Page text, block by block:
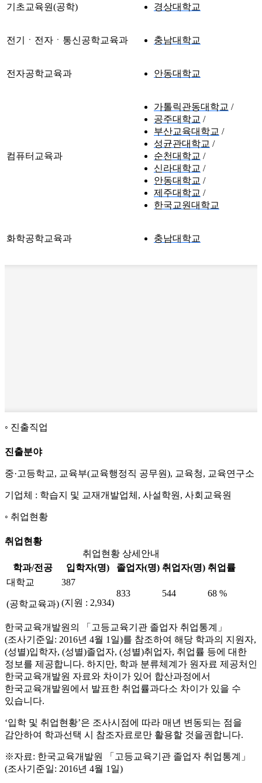
기초교육원(공학) 경상대학교
전기ㆍ전자ㆍ통신공학교육과 충남대학교
전자공학교육과 안동대학교
컴퓨터교육과
가톨릭관동대학교
공주대학교
부산교육대학교
성균관대학교
순천대학교
신라대학교
안동대학교
제주대학교
한국교원대학교
화학공학교육과 충남대학교
진출직업
진출분야
중·고등학교, 교육부(교육행정직 공무원), 교육청, 교육연구소
기업체 : 학습지 및 교재개발업체, 사설학원, 사회교육원
취업현황
취업현황
취업현황 상세안내
학과/전공
입학자(명) 졸업자(명) 취업자(명) 취업률
대학교
(공학교육과)
387
(지원 : 2,934)
833 544 68 %
한국교육개발원의 「고등교육기관 졸업자 취업통계」
(조사기준일: 2016년 4월 1일)를 참조하여 해당 학과의 지원자,
(성별)입학자, (성별)졸업자, (성별)취업자, 취업률 등에 대한
정보를 제공합니다. 하지만, 학과 분류체계가 원자료 제공처인
한국교육개발원 자료와 차이가 있어 합산과정에서
한국교육개발원에서 발표한 취업률과다소 차이가 있을 수
있습니다.
‘입학 및 취업현황’은 조사시점에 따라 매년 변동되는 점을
감안하여 학과선택 시 참조자료로만 활용할 것을권합니다.
※자료: 한국교육개발원 「고등교육기관 졸업자 취업통계」
(조사기준일: 2016년 4월 1일)